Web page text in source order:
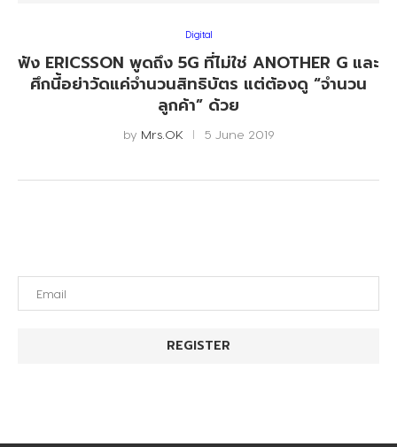
Digital
ฟัง ERICSSON พูดถึง 5G ที่ไม่ใช่ ANOTHER G และ
ศึกนี้อย่าวัดแค่จำนวนสิทธิบัตร แต่ต้องดู “จำนวน
ลูกค้า” ด้วย
by Mrs.OK 5 June 2019